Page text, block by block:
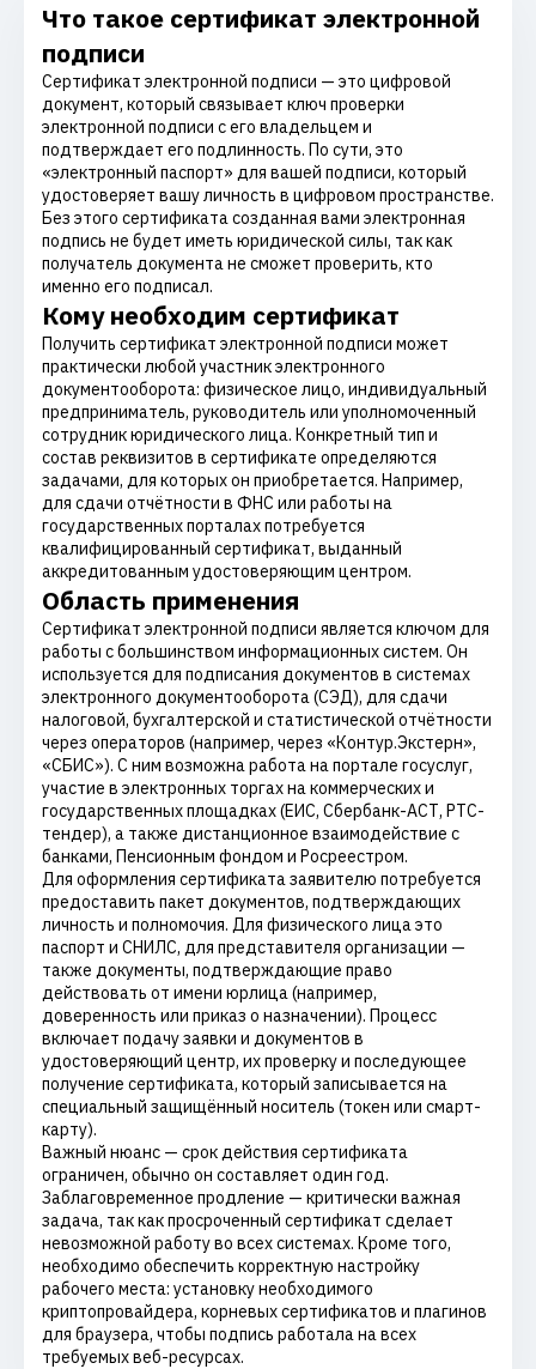
Что такое сертификат электронной
подписи
Сертификат электронной подписи — это цифровой
документ, который связывает ключ проверки
электронной подписи с его владельцем и
подтверждает его подлинность. По сути, это
«электронный паспорт» для вашей подписи, который
удостоверяет вашу личность в цифровом пространстве.
Без этого сертификата созданная вами электронная
подпись не будет иметь юридической силы, так как
получатель документа не сможет проверить, кто
именно его подписал.
Кому необходим сертификат
Получить сертификат электронной подписи может
практически любой участник электронного
документооборота: физическое лицо, индивидуальный
предприниматель, руководитель или уполномоченный
сотрудник юридического лица. Конкретный тип и
состав реквизитов в сертификате определяются
задачами, для которых он приобретается. Например,
для сдачи отчётности в ФНС или работы на
государственных порталах потребуется
квалифицированный сертификат, выданный
аккредитованным удостоверяющим центром.
Область применения
Сертификат электронной подписи является ключом для
работы с большинством информационных систем. Он
используется для подписания документов в системах
электронного документооборота (СЭД), для сдачи
налоговой, бухгалтерской и статистической отчётности
через операторов (например, через «Контур.Экстерн»,
«СБИС»). С ним возможна работа на портале госуслуг,
участие в электронных торгах на коммерческих и
государственных площадках (ЕИС, Сбербанк-АСТ, РТС-
тендер), а также дистанционное взаимодействие с
банками, Пенсионным фондом и Росреестром.
Для оформления сертификата заявителю потребуется
предоставить пакет документов, подтверждающих
личность и полномочия. Для физического лица это
паспорт и СНИЛС, для представителя организации —
также документы, подтверждающие право
действовать от имени юрлица (например,
доверенность или приказ о назначении). Процесс
включает подачу заявки и документов в
удостоверяющий центр, их проверку и последующее
получение сертификата, который записывается на
специальный защищённый носитель (токен или смарт-
карту).
Важный нюанс — срок действия сертификата
ограничен, обычно он составляет один год.
Заблаговременное продление — критически важная
задача, так как просроченный сертификат сделает
невозможной работу во всех системах. Кроме того,
необходимо обеспечить корректную настройку
рабочего места: установку необходимого
криптопровайдера, корневых сертификатов и плагинов
для браузера, чтобы подпись работала на всех
требуемых веб-ресурсах.